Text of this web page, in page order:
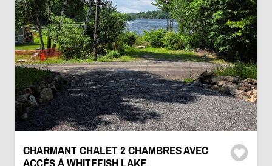
CHARMANT CHALET 2 CHAMBRES AVEC
ACCÈS À WHITEFISH LAKE